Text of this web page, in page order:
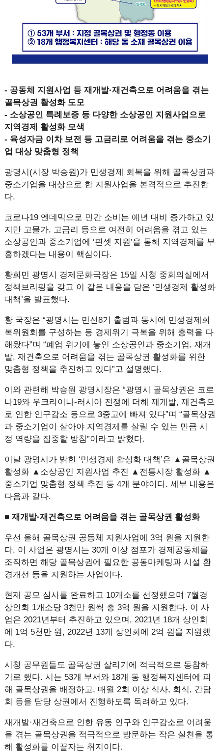
- 공동체 지원사업 등 재개발·재건축으로 어려움을 겪는
골목상권 활성화 도모
- 소상공인 특례보증 등 다양한 소상공인 지원사업으로
지역경제 활성화 모색
- 육성자금 이차 보전 등 고금리로 어려움을 겪는 중소기
업 대상 맞춤형 정책
광명시(시장 박승원)가 민생경제 회복을 위해 골목상권과
중소기업을 대상으로 한 지원사업을 본격적으로 추진한
다.
코로나19 엔데믹으로 민간 소비는 예년 대비 증가하고 있
지만 고물가, 고금리 등으로 여전히 어려움을 겪고 있는
소상공인과 중소기업에 ‘핀셋 지원’을 통해 지역경제를 부
흥하겠다는 내용이 핵심이다.
황희민 광명시 경제문화국장은 15일 시청 중회의실에서
정책브리핑을 갖고 이 같은 내용을 담은 ‘민생경제 활성화
대책’을 발표했다.
황 국장은 “광명시는 민선8기 출범과 동시에 민생경제회
복위원회를 구성하는 등 경제위기 극복을 위해 총력을 다
해왔다”며 “폐업 위기에 놓인 소상공인과 중소기업, 재개
발, 재건축으로 어려움을 겪는 골목상권 활성화를 위한
맞춤형 정책을 추진하고 있다”고 설명했다.
이와 관련해 박승원 광명시장은 “광명시 골목상권은 코로
나19와 우크라이나-러시아 전쟁에 더해 재개발, 재건축으
로 인한 인구감소 등으로 3중고에 빠져 있다”며 “골목상권
과 중소기업이 살아야 지역경제를 살릴 수 있는 만큼 시
정 역량을 집중할 방침”이라고 밝혔다.
이날 광명시가 밝힌 ‘민생경제 활성화 대책’은 ▲골목상권
활성화 ▲소상공인 지원사업 추진 ▲전통시장 활성화 ▲
중소기업 맞춤형 정책 추진 등 4개 분야이다. 세부 내용은
다음과 같다.
■ 재개발·재건축으로 어려움을 겪는 골목상권 활성화
우선 올해 골목상권 공동체 지원사업에 3억 원을 지원한
다. 이 사업은 광명시는 30개 이상 점포가 경제공동체를
조직하면 해당 골목상권에 필요한 공동마케팅과 시설 환
경개선 등을 지원하는 사업이다.
현재 공모 심사를 완료하고 10개소를 선정했으며 7월경
상인회 1개소당 3천만 원씩 총 3억 원을 지원한다. 이 사
업은 2021년부터 추진하고 있으며, 2021년 18개 상인회
에 1억 5천만 원, 2022년 13개 상인회에 2억 원을 지원했
다.
시청 공무원들도 골목상권 살리기에 적극적으로 동참하
기로 했다. 시는 53개 부서와 18개 동 행정복지센터에 피
해 골목상권을 배정하고, 매월 2회 이상 식사, 회식, 간담
회 등을 담당 상권에서 진행하도록 독려하고 있다.
재개발·재건축으로 인한 유동 인구와 인구감소로 어려움
을 겪는 골목상권을 적극적으로 방문하는 작은 실천을 통
해 활성화를 이끌자는 취지이다.